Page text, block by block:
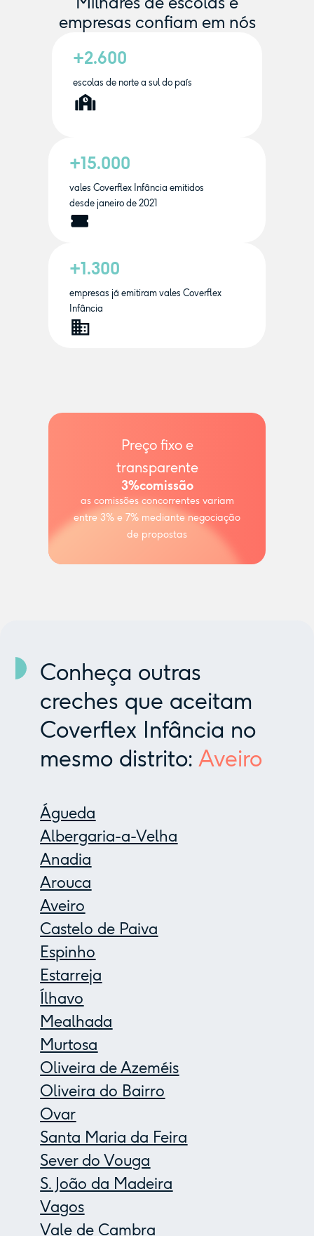
empresas confiam em nós
+2.600
escolas de norte a sul do país
+15.000
vales Coverflex Infância emitidos
desde janeiro de 2021
+1.300
empresas já emitiram vales Coverflex
Infância
Preço fixo e
transparente
3%comissão
as comissões concorrentes variam
entre 3% e 7% mediante negociação
de propostas
Conheça outras
creches que aceitam
Coverflex Infância no
mesmo distrito:Aveiro
Águeda
Albergaria-a-Velha
Anadia
Arouca
Aveiro
Castelo de Paiva
Espinho
Estarreja
Ílhavo
Mealhada
Murtosa
Oliveira de Azeméis
Oliveira do Bairro
Ovar
Santa Maria da Feira
Sever do Vouga
S. João da Madeira
Vagos
Vale de Cambra